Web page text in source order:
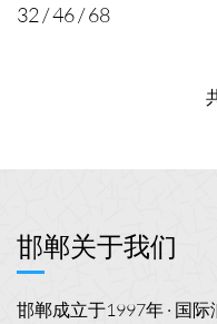
32 / 46 / 68
邯郸关于我们
邯郸成立于1997年 · 国